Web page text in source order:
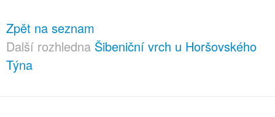
Zpět na seznam
Další rozhledna Šibeniční vrch u Horšovského
Týna